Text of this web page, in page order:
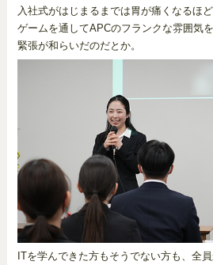
入社式がはじまるまでは胃が痛くなるほ
ゲームを通してAPCのフランクな雰囲気
緊張が和らいだのだとか。
ITを学んできた方もそうでない方も、全